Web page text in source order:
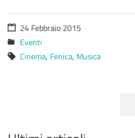
Data
di
pubblicazione
24 Febbraio 2015
Categorie
Eventi
Tag
Cinema, Fenica, Musica